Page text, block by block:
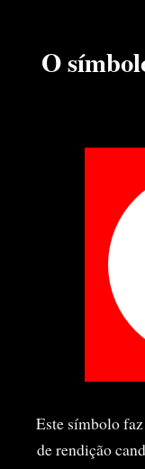
O
Este símbolo
de rendição